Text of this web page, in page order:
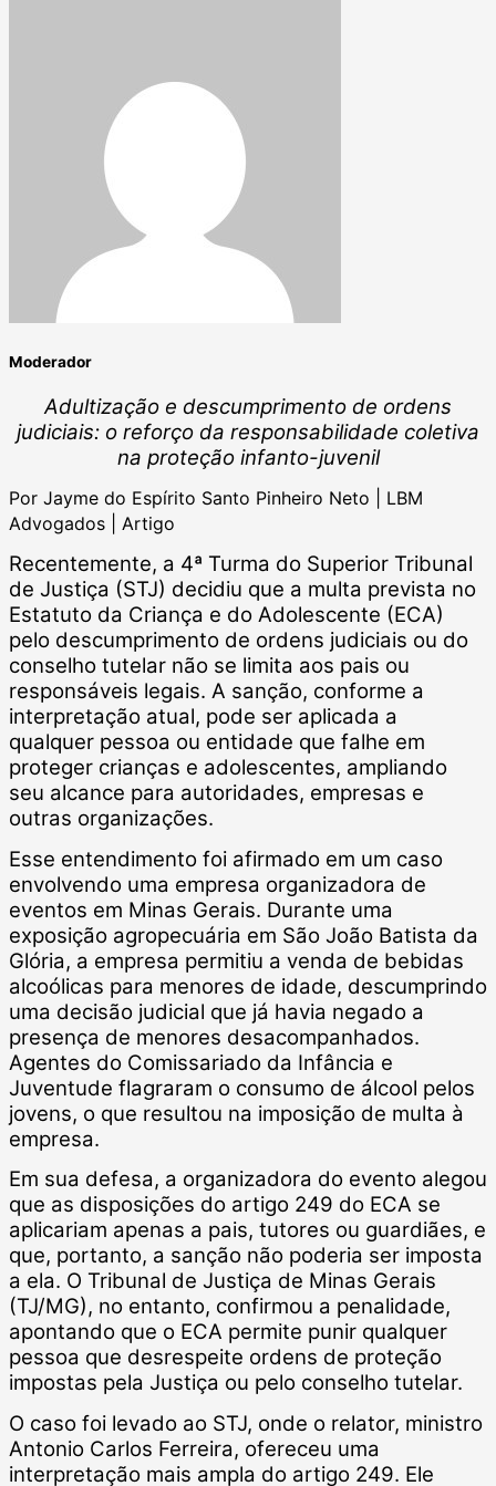
Moderador
Adultização e descumprimento de ordens
judiciais: o reforço da responsabilidade coletiva
na proteção infanto-juvenil
Por Jayme do Espírito Santo Pinheiro Neto | LBM
Advogados | Artigo
Recentemente, a 4ª Turma do Superior Tribunal
de Justiça (STJ) decidiu que a multa prevista no
Estatuto da Criança e do Adolescente (ECA)
pelo descumprimento de ordens judiciais ou do
conselho tutelar não se limita aos pais ou
responsáveis legais. A sanção, conforme a
interpretação atual, pode ser aplicada a
qualquer pessoa ou entidade que falhe em
proteger crianças e adolescentes, ampliando
seu alcance para autoridades, empresas e
outras organizações.
Esse entendimento foi afirmado em um caso
envolvendo uma empresa organizadora de
eventos em Minas Gerais. Durante uma
exposição agropecuária em São João Batista da
Glória, a empresa permitiu a venda de bebidas
alcoólicas para menores de idade, descumprindo
uma decisão judicial que já havia negado a
presença de menores desacompanhados.
Agentes do Comissariado da Infância e
Juventude flagraram o consumo de álcool pelos
jovens, o que resultou na imposição de multa à
empresa.
Em sua defesa, a organizadora do evento alegou
que as disposições do artigo 249 do ECA se
aplicariam apenas a pais, tutores ou guardiães, e
que, portanto, a sanção não poderia ser imposta
a ela. O Tribunal de Justiça de Minas Gerais
(TJ/MG), no entanto, confirmou a penalidade,
apontando que o ECA permite punir qualquer
pessoa que desrespeite ordens de proteção
impostas pela Justiça ou pelo conselho tutelar.
O caso foi levado ao STJ, onde o relator, ministro
Antonio Carlos Ferreira, ofereceu uma
interpretação mais ampla do artigo 249. Ele